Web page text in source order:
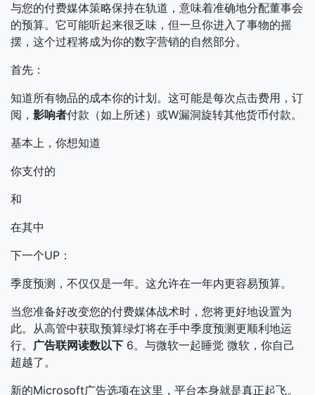
与您的付费媒体策略保持在轨道，意味着准确地分配董事会
的预算。它可能听起来很乏味，但一旦你进入了事物的摇
摆，这个过程将成为你的数字营销的自然部分。
首先：
知道所有物品的成本你的计划。这可能是每次点击费用，订
阅， 影响者付款（如上所述）或W漏洞旋转其他货币付款。
基本上，你想知道
你支付的
和
在其中
下一个UP：
季度预测，不仅仅是一年。这允许在一年内更容易预算。
当您准备好改变您的付费媒体战术时，您将更好地设置为
此。从高管中获取预算绿灯将在手中季度预测更顺利地运
行。 广告联网读数以下 6。与微软一起睡觉 微软，你自己
超越了。
新的Microsoft广告选项在这里，平台本身就是真正起飞。